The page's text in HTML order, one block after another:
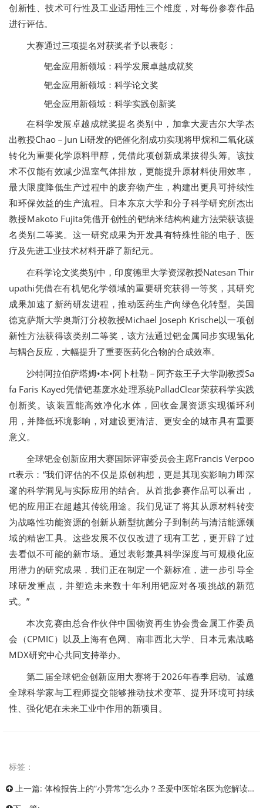
创新性、技术可行性及工业适用性三个维度，对每份参赛作品
进行评估。
大赛通过三项提名对获奖者予以表彰：
钯金应用新领域：科学发展卓越成就奖
钯金应用新领域：科学论文奖
钯金应用新领域：科学实践创新奖
在科学发展卓越成就奖提名类别中，加拿大麦吉尔大学杰
出教授Chao－Jun Li研发的钯催化剂成功实现将甲烷和二氧化碳
转化为重要化学原料甲醇，凭借此项创新成果拔得头筹。该技
术不仅能有效减少温室气体排放，更能提升原材料使用效率，
最大限度降低生产过程中的废弃物产生，构建出更具可持续性
和环保效益的生产流程。日本东京大学和分子科学研究所杰出
教授Makoto Fujita凭借开创性的钯纳米结构构建方法荣获该提
名类别二等奖。这一研究成果为开发具有特殊性能的电子、医
疗及先进工业技术材料开辟了新纪元。
在科学论文奖类别中，印度德里大学资深教授Natesan Thir
upathi凭借在有机钯化学领域的重要研究获得一等奖，其研究
成果加速了新药研发进程，推动医药生产向绿色化转型。美国
德克萨斯大学奥斯汀分校教授Michael Joseph Krische以一项创
新性方法获得该类别二等奖，该方法通过钯金属同步实现氢化
与耦合反应，大幅提升了重要医药化合物的合成效率。
沙特阿拉伯萨塔姆•本•阿卜杜勒－阿齐兹王子大学副教授Sa
fa Faris Kayed凭借钯基废水处理系统PalladClear荣获科学实践
创新奖。该装置能高效净化水体，回收金属资源实现循环利
用，并降低环境影响，对建设更清洁、更安全的城市具有重要
意义。
全球钯金创新应用大赛国际评审委员会主席Francis Verpoo
rt表示：“我们评估的不仅是原创构想，更是其现实影响力即深
邃的科学洞见与实际应用的结合。从首批参赛作品可以看出，
钯的应用正在超越其传统用途。我们见证了将其从原材料转变
为战略性功能资源的创新从新型抗菌分子到制药与清洁能源领
域的精密工具。这些发展不仅仅改进了现有工艺，更开辟了过
去看似不可能的新市场。通过表彰兼具科学深度与可规模化应
用潜力的研究成果，我们正在制定一个新标准，进一步引导全
球研发重点，并塑造未来数十年利用钯应对各项挑战的新范
式。”
本次竞赛由总合作伙伴中国物资再生协会贵金属工作委员
会（CPMIC）以及上海有色网、南非西北大学、日本元素战略
MDX研究中心共同支持举办。
第二届全球钯金创新应用大赛将于2026年春季启动。诚邀
全球科学家与工程师提交能够推动技术变革、提升环境可持续
性、强化钯在未来工业中作用的新项目。
标签：
上一篇: 体检报告上的“小异常”怎么办？圣爱中医馆名医为您解读信号、调理身心